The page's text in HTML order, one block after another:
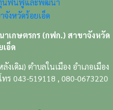
กษตรกร (กฟก.) สาขาจังหวัด
เอ็ด
งเดิม) ตำบลในเมือง อำเภอเมือง
ร 043-519118 , 080-0673220